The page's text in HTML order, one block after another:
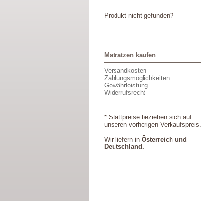
Produkt nicht gefunden?
Matratzen kaufen
Versandkosten
Zahlungsmöglichkeiten
Gewährleistung
Widerrufsrecht
* Stattpreise beziehen sich auf
unseren vorherigen Verkaufspreis.
Wir liefern in Österreich und
Deutschland.